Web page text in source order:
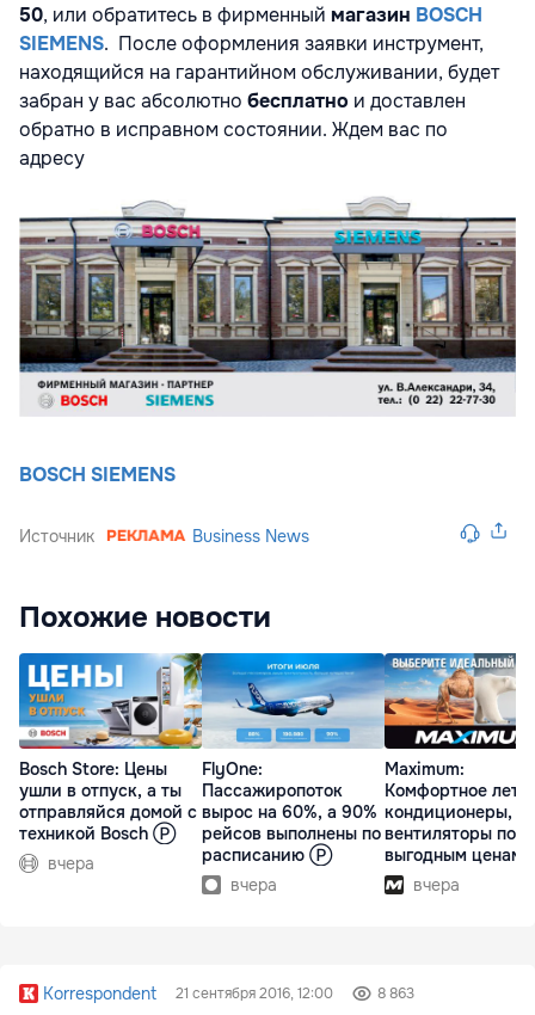
50, или обратитесь в фирменный магазин BOSCH
SIEMENS. После оформления заявки инструмент,
находящийся на гарантийном обслуживании, будет
забран у вас абсолютно бесплатно и доставлен
обратно в исправном состоянии. Ждем вас по
адресу
BOSCH SIEMENS
Источник Business News
Похожие новости
Bosch Store: Цены
ушли в отпуск, а ты
отправляйся домой с
техникой Bosch Ⓟ
вчера
FlyOne:
Пассажиропоток
вырос на 60%, а 90%
рейсов выполнены по
расписанию Ⓟ
вчера
Maximum:
Комфортное лето
кондиционеры,
вентиляторы по
выгодным
вчера
Korrespondent 21 сентября 2016, 12:00 8 863